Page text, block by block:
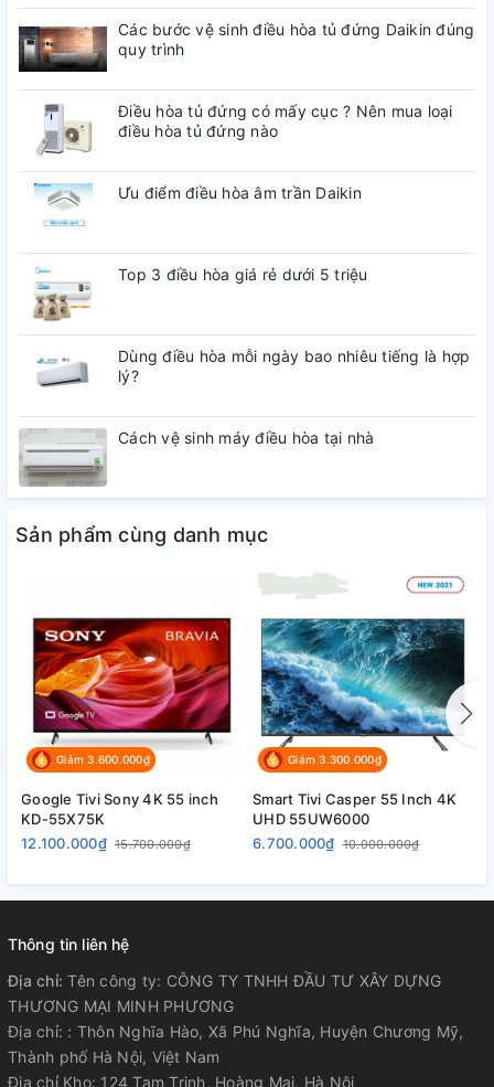
Các bước vệ sinh điều hòa tủ đứng Daikin đúng
quy trình
Điều hòa tủ đứng có mấy cục ? Nên mua loại
điều hòa tủ đứng nào
Ưu điểm điều hòa âm trần Daikin
Top 3 điều hòa giá rẻ dưới 5 triệu
Dùng điều hòa mỗi ngày bao nhiêu tiếng là hợp
lý?
Cách vệ sinh máy điều hòa tại nhà
Sản phẩm cùng danh mục
Giảm 3.600.000₫
Google Tivi Sony 4K 55 inch
KD-55X75K
12.100.000₫ 15.700.000₫
Giảm 3.300.000₫
Smart Tivi Casper 55 Inch 4K
UHD 55UW6000
6.700.000₫ 10.000.000₫
Thông tin liên hệ
Địa chỉ:Tên công ty: CÔNG TY TNHH ĐẦU TƯ XÂY DỰNG
THƯƠNG MẠI MINH PHƯƠNG
Địa chỉ: : Thôn Nghĩa Hào, Xã Phú Nghĩa, Huyện Chương Mỹ,
Thành phố Hà Nội, Việt Nam
Địa chỉ Kho: 124 Tam Trinh, Hoàng Mai, Hà Nội